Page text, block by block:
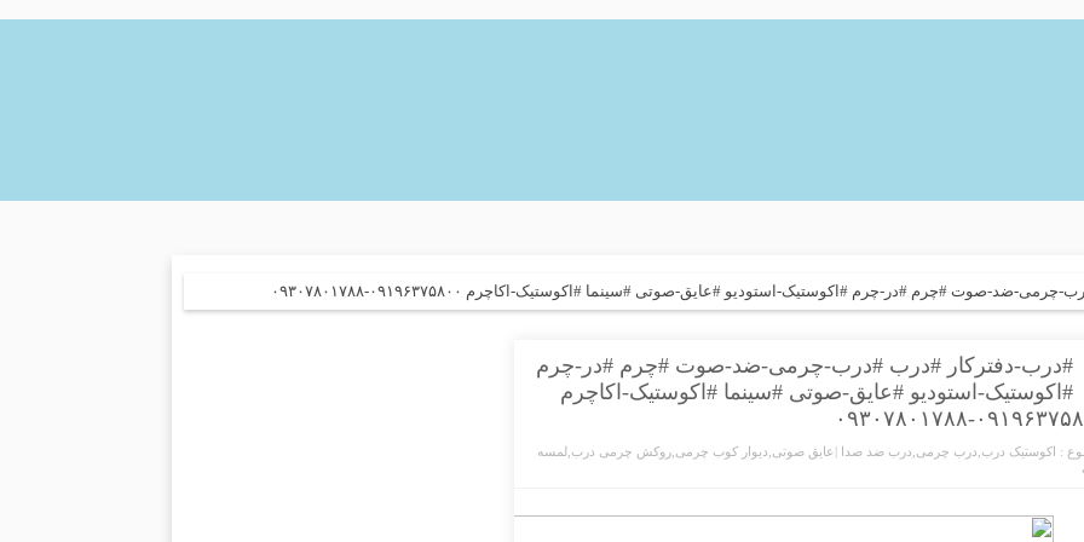
ضد-صوت #چرم #در-چرم #اکوستیک-استودیو #عایق-صوتی #سینما #اکوستیک-اکاچرم ۰۹۱۹۶۳۷۵۸۰۰-۰۹۳۰۷۸۰۱۷۸۸
#درب-دفترکار #درب #درب-چرمی-ضد-صوت #چرم #در-چرم
#اکوستیک-استودیو #عایق-صوتی #سینما #اکوستیک-اکاچرم
۰۹۳۰۷۸۰۱۷۸۸
: اکوستیک درب درب چرمی درب ضد صدا |عایق صوتی دیوار کوب چرمی ,روکش چرمی درب لمسه